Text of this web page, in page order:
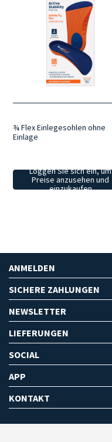
¾ Flex Einlegesohlen ohne
Einlage
Loggen Sie sich ein, um
Preise anzusehen und
einzukaufen
ANMELDEN
SICHERE ZAHLUNGEN
NEWSLETTER
LIEFERUNGEN
SOCIAL
APP
KONTAKT